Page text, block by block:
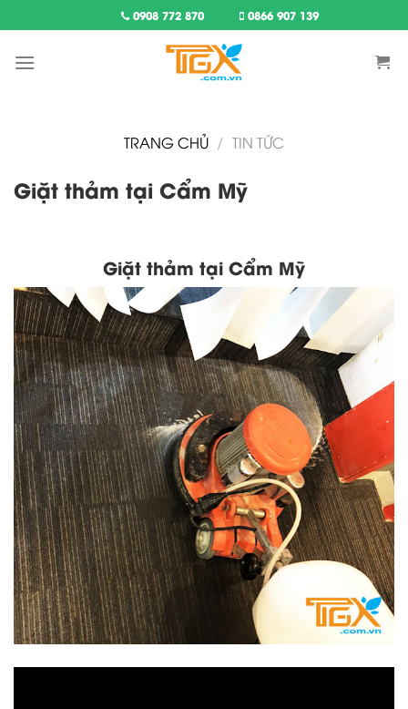
to
content
0908 772 870 0866 907 139
TRANG CHỦ / TIN TỨC
Giặt thảm tại Cẩm Mỹ
Giặt thảm tại Cẩm Mỹ